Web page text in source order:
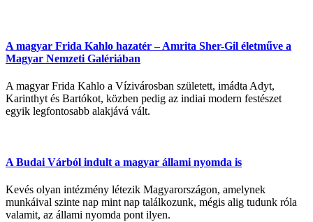
A magyar Frida Kahlo hazatér – Amrita Sher-Gil életműve a
Magyar Nemzeti Galériában
A magyar Frida Kahlo a Vízivárosban született, imádta Adyt,
Karinthyt és Bartókot, közben pedig az indiai modern festészet
egyik legfontosabb alakjává vált.
A Budai Várból indult a magyar állami nyomda is
Kevés olyan intézmény létezik Magyarországon, amelynek
munkáival szinte nap mint nap találkozunk, mégis alig tudunk róla
valamit, az állami nyomda pont ilyen.